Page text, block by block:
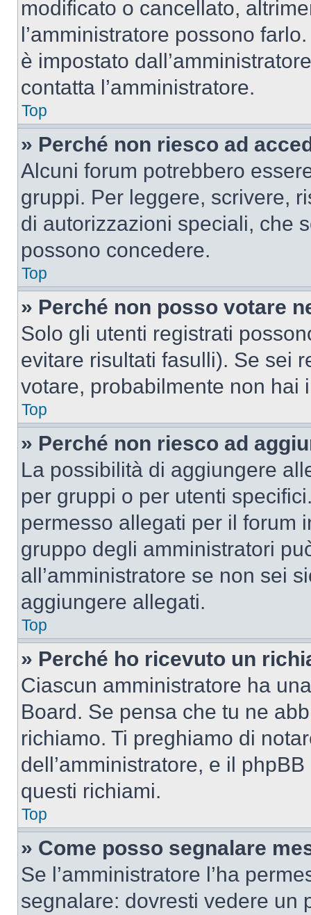
modificato o cancellato,
l’amministratore possono
è impostato
contatta l’amministratore.
Top
» Perché non riesco ad
Alcuni forum potrebbero
gruppi. Per leggere, scrivere,
di autorizzazioni speciali, che
possono concedere.
Top
» Perché non posso votare
Solo gli utenti registrati
evitare risultati fasulli). Se sei
votare, probabilmente non hai
Top
» Perché non riesco ad
La possibilità di aggiungere
per gruppi o per utenti
permesso allegati per il forum
gruppo degli amministratori
all’amministratore se non sei
aggiungere allegati.
Top
» Perché ho ricevuto un
Ciascun amministratore ha
Board. Se pensa che tu ne
richiamo. Ti preghiamo di
dell’amministratore, e il
questi richiami.
Top
» Come posso segnalare
Se l’amministratore l’ha
segnalare: dovresti vedere un